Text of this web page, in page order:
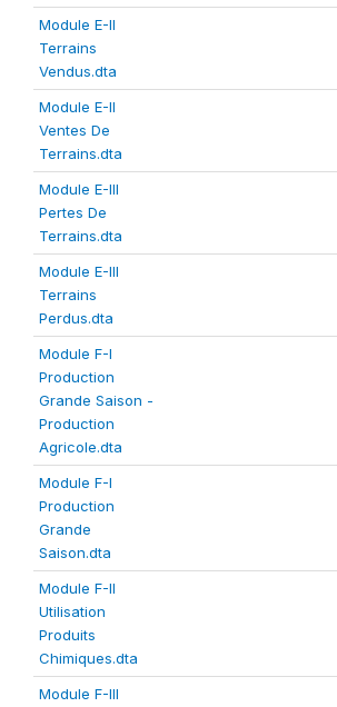
Module E-II
Terrains
Vendus.dta
Module E-II
Ventes De
Terrains.dta
Module E-III
Pertes De
Terrains.dta
Module E-III
Terrains
Perdus.dta
Module F-I
Production
Grande Saison -
Production
Agricole.dta
Module F-I
Production
Grande
Saison.dta
Module F-II
Utilisation
Produits
Chimiques.dta
Module F-III